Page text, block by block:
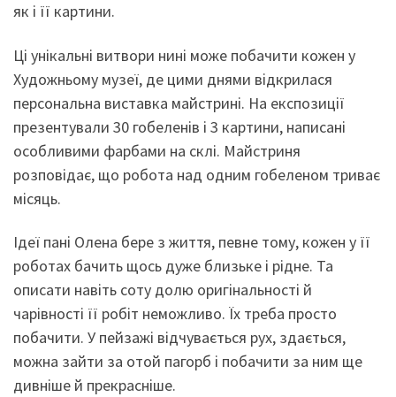
як і її картини.
Ці унікальні витвори нині може побачити кожен у
Художньому музеї, де цими днями відкрилася
персональна виставка майстрині. На експозиції
презентували 30 гобеленів і 3 картини, написані
особливими фарбами на склі. Майстриня
розповідає, що робота над одним гобеленом триває
місяць.
Ідеї пані Олена бере з життя, певне тому, кожен у її
роботах бачить щось дуже близьке і рідне. Та
описати навіть соту долю оригінальності й
чарівності її робіт неможливо. Їх треба просто
побачити. У пейзажі відчувається рух, здається,
можна зайти за отой пагорб і побачити за ним ще
дивніше й прекрасніше.